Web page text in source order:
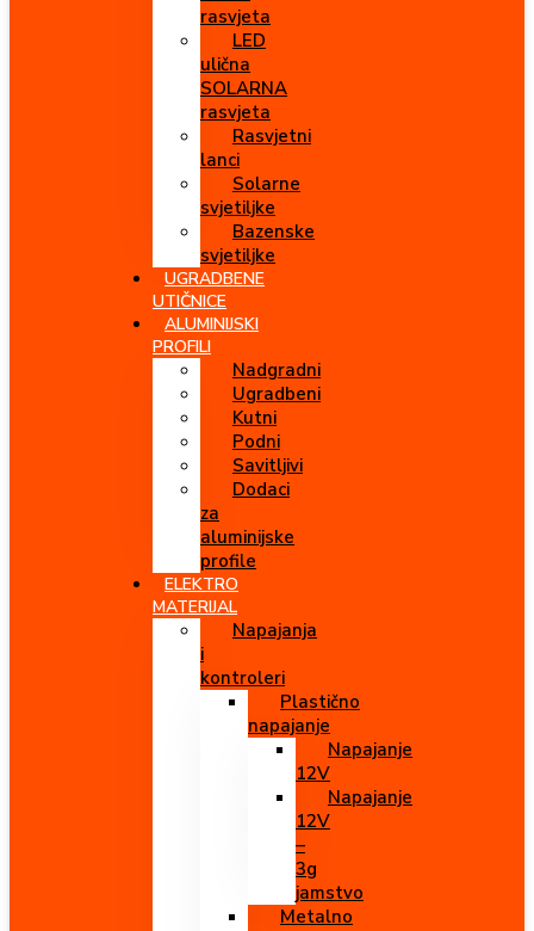
rasvjeta
LED
ulična
SOLARNA
rasvjeta
Rasvjetni
lanci
Solarne
svjetiljke
Bazenske
svjetiljke
UGRADBENE
UTIČNICE
ALUMINIJSKI
PROFILI
Nadgradni
Ugradbeni
Kutni
Podni
Savitljivi
Dodaci
za
aluminijske
profile
ELEKTRO
MATERIJAL
Napajanja
i
kontroleri
Plastično
napajanje
Napajanje
12V
Napajanje
12V
–
3g
jamstvo
Metalno